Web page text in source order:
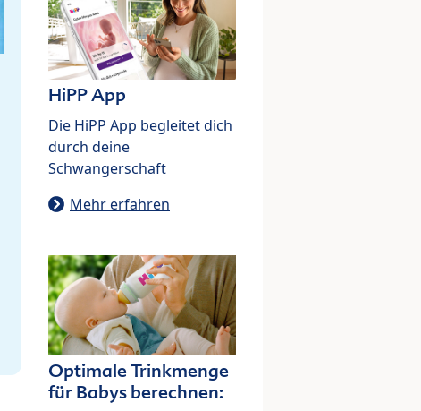
HiPP App
Die HiPP App begleitet dich
durch deine
Schwangerschaft
Mehr erfahren
Optimale Trinkmenge
für Babys berechnen: